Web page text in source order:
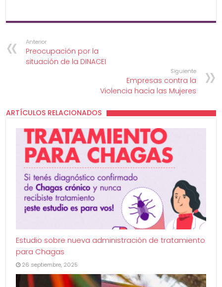
Anterior
Preocupación por la
situación de la DINACEI
Siguiente
Empresas contra la
Violencia hacia las Mujeres
ARTÍCULOS RELACIONADOS
Estudio sobre nueva administración de tratamiento
para Chagas
26 septiembre, 2025